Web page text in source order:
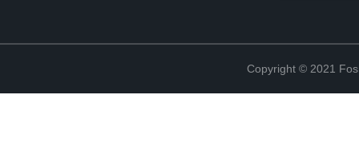
Copyright © 2021